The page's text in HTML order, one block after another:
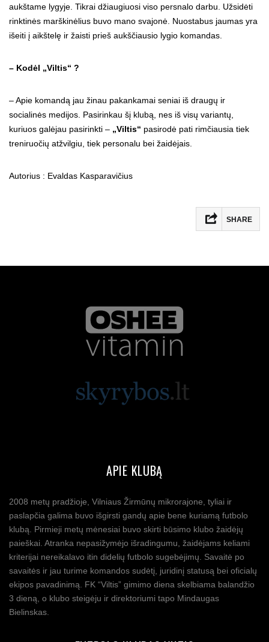
aukštame lygyje. Tikrai džiaugiuosi viso persnalo darbu. Užsidėti
rinktinės marškinėlius buvo mano svajonė. Nuostabus jaumas yra
išeiti į aikštelę ir žaisti prieš aukščiausio lygio komandas.
– Kodėl „Viltis“ ?
– Apie komandą jau žinau pakankamai seniai iš draugų ir
socialinės medijos. Pasirinkau šį klubą, nes iš visų variantų,
kuriuos galėjau pasirinkti – „Viltis“ pasirodė pati rimčiausia tiek
treniruočių atžvilgiu, tiek personalu bei žaidėjais.
Autorius : Evaldas Kasparavičius
SHARE
APIE KLUBĄ
2008 metų pradžioje, Vilniaus Žirmūnų mikrorajone, tyliai ir
paslapčia galima buvo išgirsti gandų apie bene kuriamą futbolo
klubą. Pirmieji metų mėnesiai buvo skirti būsimo klubo žaidėjų
paieškai. Atranka nepasižymėjo išradingumu, žaidėjams keliami
kriterijai nereikalavo itin didelių futbolo sugebėjimų. Savaitė po
savaitės ir jau turime komandos sudėtį, juridinį statusą bei oficialų
ekipos pavadinimą. FK “Viltis” gimimo diena skelbiama balandžio
3 dieną, o klubo steigėju ir direktoriumi tapo Mindaugas
Bielinskas.